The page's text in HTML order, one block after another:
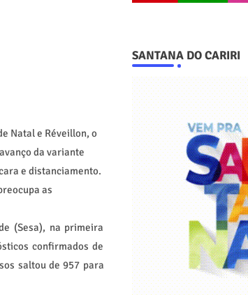
Natal e Réveillon, o
da variante
e distanciamento.
as
(Sesa), na primeira
confirmados de
saltou de 957 para
SANTANA DO CARIRI